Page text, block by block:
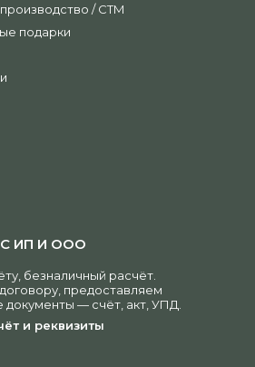
подарки
/ СТМ
и реквизиты
ИП И ООО
безналичный расчёт.
предоставляем
— счёт, акт, УПД.